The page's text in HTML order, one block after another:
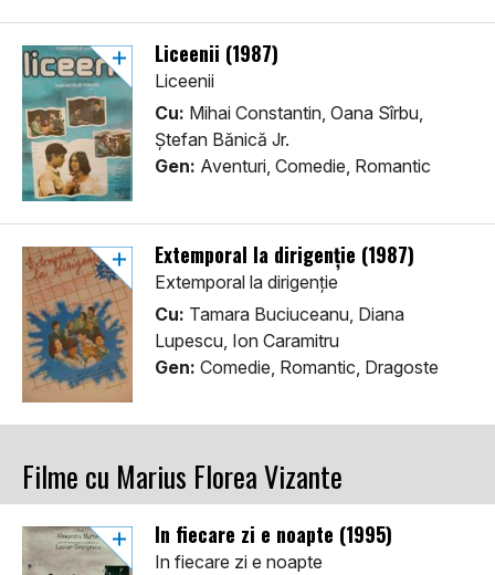
Liceenii (1987)
Liceenii
Cu: Mihai Constantin, Oana Sîrbu,
Ștefan Bănică Jr.
Gen: Aventuri, Comedie, Romantic
Extemporal la dirigenție (1987)
Extemporal la dirigenție
Cu: Tamara Buciuceanu, Diana
Lupescu, Ion Caramitru
Gen: Comedie, Romantic, Dragoste
Filme cu Marius Florea Vizante
In fiecare zi e noapte (1995)
In fiecare zi e noapte